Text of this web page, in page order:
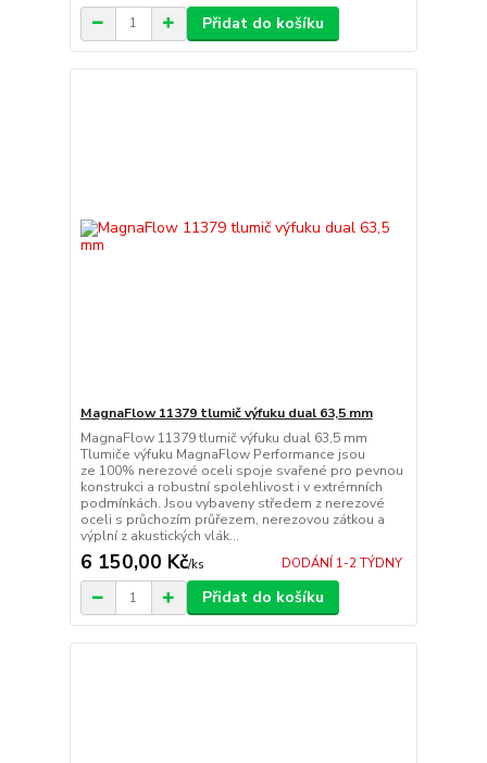
Přidat do košíku
MagnaFlow 11379 tlumič výfuku dual 63,5 mm
MagnaFlow 11379 tlumič výfuku dual 63,5 mm
Tlumiče výfuku MagnaFlow Performance jsou
ze 100% nerezové oceli spoje svařené pro pevnou
konstrukci a robustní spolehlivost i v extrémních
podmínkách. Jsou vybaveny středem z nerezové
oceli s průchozím průřezem, nerezovou zátkou a
výplní z akustických vlák...
6 150,00 Kč/ks DODÁNÍ 1-2 TÝDNY
Přidat do košíku